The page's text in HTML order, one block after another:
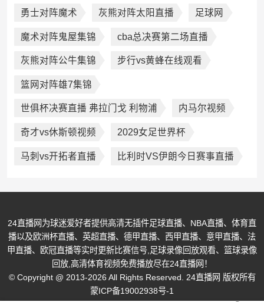
勇士对阵魔术 灰熊对阵太阳直播 足球网
魔术对阵鬼屋集锦 cba总决赛第二场直播
灰熊对阵公牛集锦 步行vs黄蜂在线观看
篮网对阵雄7集锦
世俱杯决赛直播 弗拉门戈 利物浦 内马尔视频
奇才vs休斯顿视频 2029女足世界杯
马刺vs开拓者直播 比利时VS伊朗今日赛事直播
24直播网为球迷爱好者提供高清无插件足球直播、NBA直播、体育直
播以及欧洲杯直播、英超直播、德甲直播、西甲直播、意甲直播、法
甲直播、欧冠直播等实时更新比赛信号,足球录像回放观看、篮球录像
回放,高清体育视频免费播放尽在24直播网！
© Copyright @ 2013-2026 All Rights Reserved. 24直播网 版权所有
蒙ICP备19002938号-1